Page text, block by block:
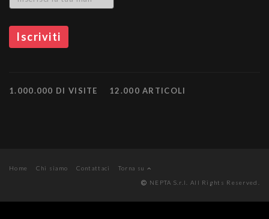
1.000.000 DI VISITE 12.000 ARTICOLI
Home Chi siamo Contattaci
Torna su
NEPTA S.r.l. All Rights Reserved.